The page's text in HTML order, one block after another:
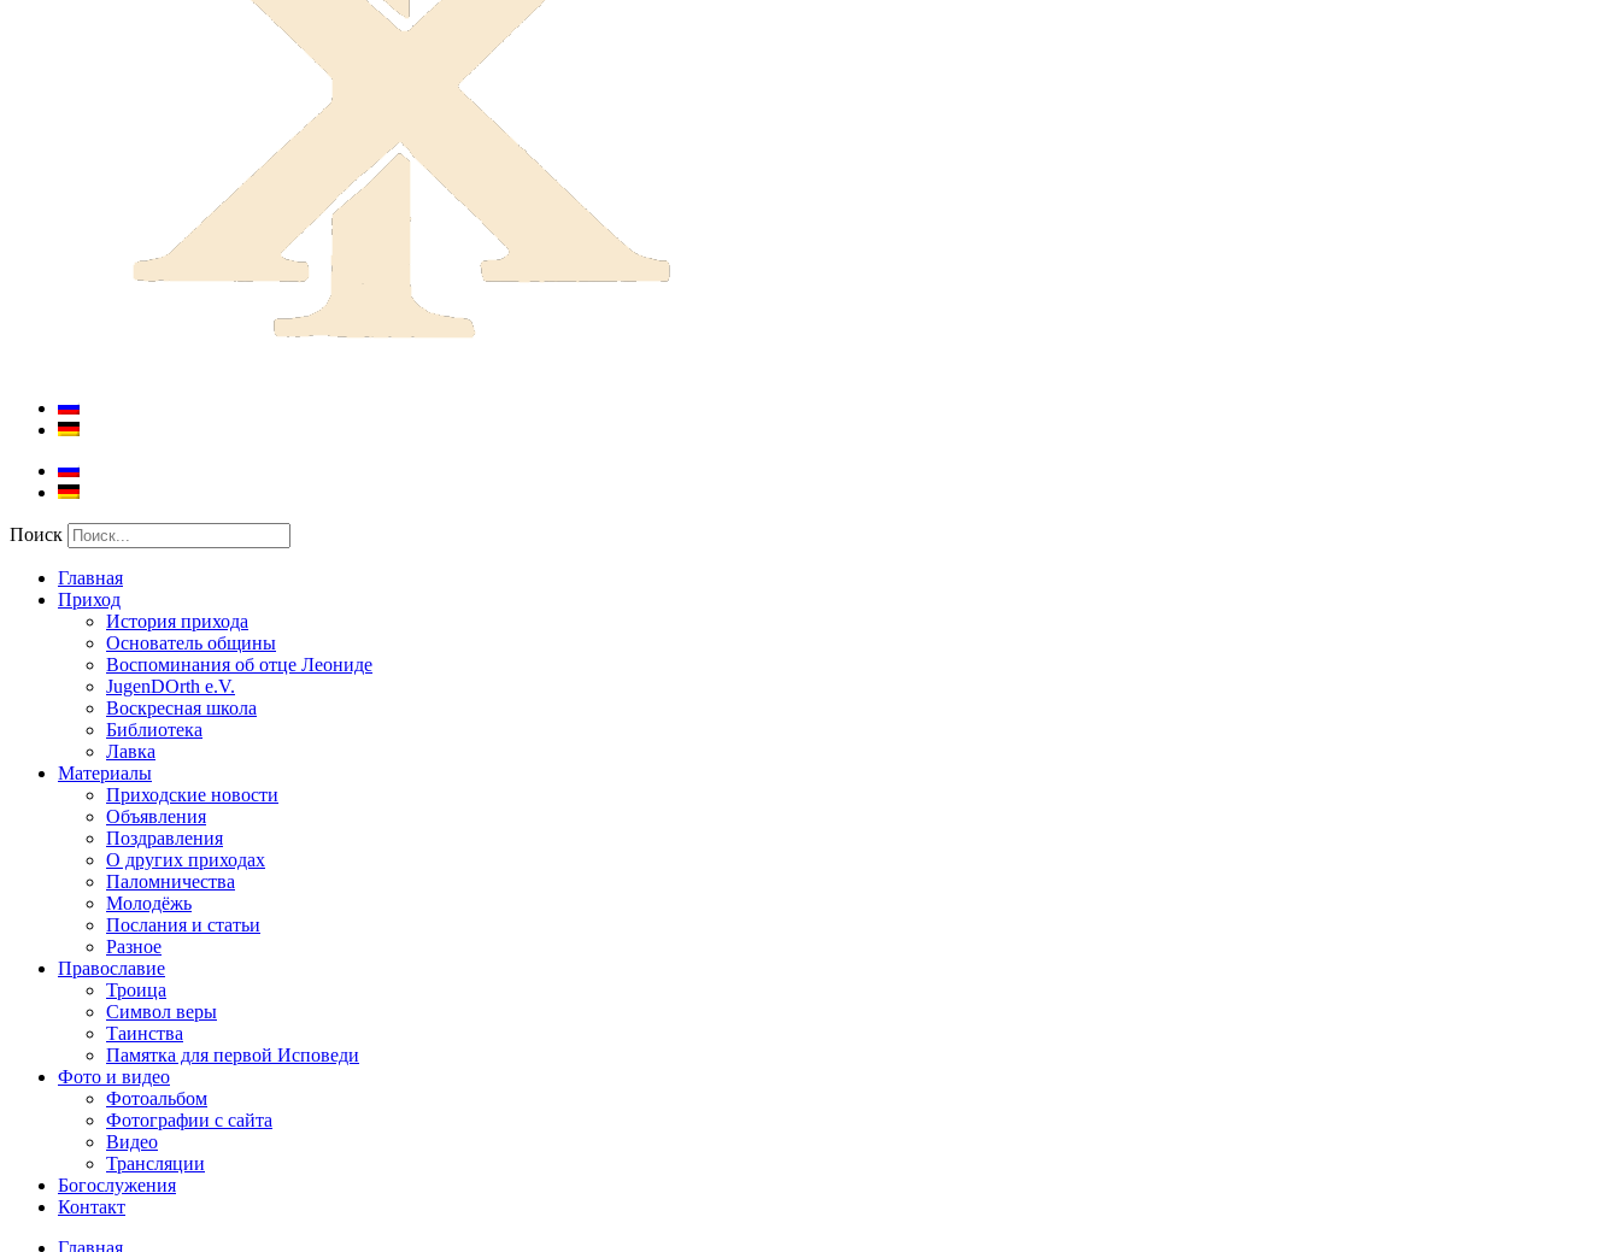
Поиск
Главная
Приход
История прихода
Основатель общины
Воспоминания об отце Леониде
JugenDOrth e.V.
Воскресная школа
Библиотека
Лавка
Материалы
Приходские новости
Объявления
Поздравления
О других приходах
Паломничества
Молодёжь
Послания и статьи
Разное
Православие
Троица
Символ веры
Таинства
Памятка для первой Исповеди
Фото и видео
Фотоальбом
Фотографии с сайта
Видео
Трансляции
Богослужения
Контакт
Главная